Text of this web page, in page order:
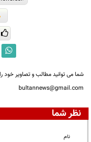
شما می توانید مطالب و تصاویر خود
bultannews@gmail.com
نظر شما
نام